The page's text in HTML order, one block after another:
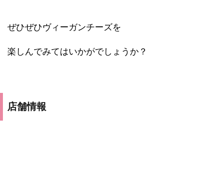
ぜひぜひヴィーガンチーズを
楽しんでみてはいかがでしょうか？
店舗情報